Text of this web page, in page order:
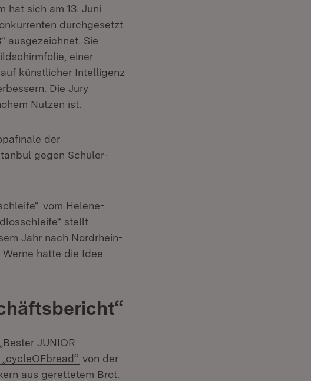
hat sich am 13. Juni
durchgesetzt
ausgezeichnet. Sie
einer
künstlicher Intelligenz
Die Jury
Nutzen ist.
der
gegen Schüler-
(Öffnet in neuem Fenster)
vom Helene-
stellt
Jahr nach Nordrhein-
hatte die Idee
JUNIOR
Extern:
„cycleOFbread“ (Öffnet in neuem Fenster)
von der
aus gerettetem Brot.